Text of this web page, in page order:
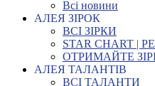
Всі новини
АЛЕЯ ЗІРОК
ВСІ ЗІРКИ
STAR CHART |
ОТРИМАЙТЕ
АЛЕЯ ТАЛАНТІВ
ВСІ ТАЛАНТИ